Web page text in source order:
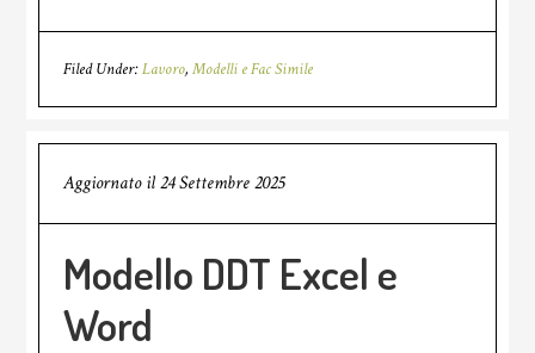
Filed Under:Lavoro,Modelli e Fac Simile
Aggiornato il24 Settembre 2025
Modello DDT Excel e
Word